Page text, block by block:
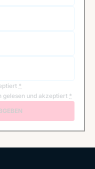
*
gelesen und akzeptiert *